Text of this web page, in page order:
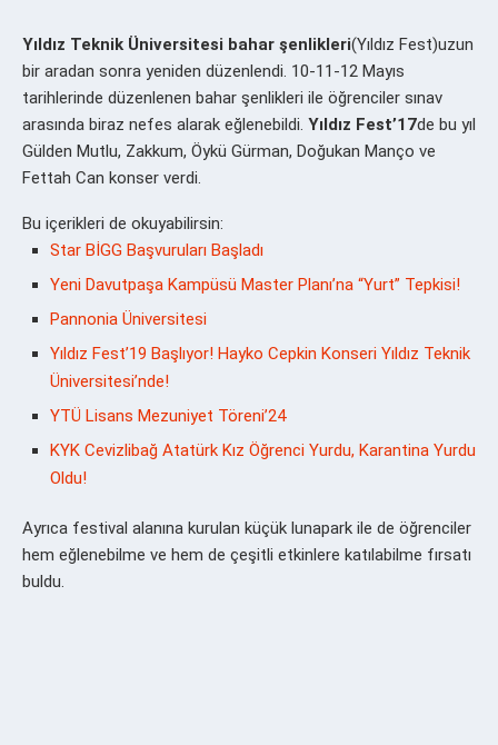
Yıldız Teknik Üniversitesi bahar şenlikleri(Yıldız Fest)uzun
bir aradan sonra yeniden düzenlendi. 10-11-12 Mayıs
tarihlerinde düzenlenen bahar şenlikleri ile öğrenciler sınav
arasında biraz nefes alarak eğlenebildi. Yıldız Fest’17de bu yıl
Gülden Mutlu, Zakkum, Öykü Gürman, Doğukan Manço ve
Fettah Can konser verdi.
Bu içerikleri de okuyabilirsin:
Star BİGG Başvuruları Başladı
Yeni Davutpaşa Kampüsü Master Planı’na “Yurt” Tepkisi!
Pannonia Üniversitesi
Yıldız Fest’19 Başlıyor! Hayko Cepkin Konseri Yıldız Teknik
Üniversitesi’nde!
YTÜ Lisans Mezuniyet Töreni’24
KYK Cevizlibağ Atatürk Kız Öğrenci Yurdu, Karantina Yurdu
Oldu!
Ayrıca festival alanına kurulan küçük lunapark ile de öğrenciler
hem eğlenebilme ve hem de çeşitli etkinlere katılabilme fırsatı
buldu.